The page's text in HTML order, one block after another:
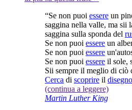
“Se non puoi essere un
saggina nella valle, ma sii
saggina sulla sponda del
Se non puoi essere un
Se non puoi essere
Se non puoi essere il sole,
Sii sempre il meglio di ciò
Cerca di scoprire il disegno
(continua a leggere)
Martin Luther King